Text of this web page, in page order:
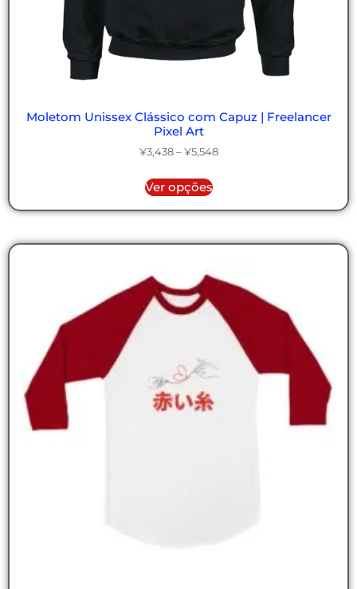
Moletom Unissex Clássico com Capuz | Freelancer
Pixel Art
¥3,438 – ¥5,548
Ver opções